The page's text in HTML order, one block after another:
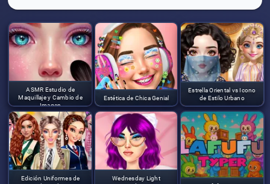
ASMR Estudio de
Maquillaje y Cambio de
Imagen
Estética de Chica Genial
Estrella Oriental vs Icono
de Estilo Urbano
Edición Uniformes de
Wednesday Light